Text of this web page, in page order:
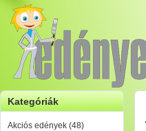
Kategóriák
Akciós edények (48)